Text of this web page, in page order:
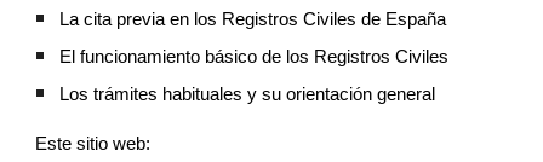
La cita previa en los Registros Civiles de España
El funcionamiento básico de los Registros Civiles
Los trámites habituales y su orientación general
Este sitio web: